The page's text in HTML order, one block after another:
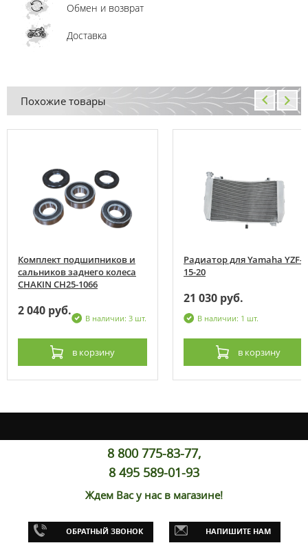
Обмен и возврат
Доставка
Похожие товары
Комплект подшипников и
сальников заднего колеса
CHAKIN CH25-1066
2 040 руб.
В наличии: 3 шт.
в корзину
Радиатор для Yamaha YZF-
15-20
21 030 руб.
В наличии: 1 шт.
в корзину
8 800 775-83-77,
8 495 589-01-93
Ждем Вас у нас в магазине!
ОБРАТНЫЙ ЗВОНОК НАПИШИТЕ НАМ